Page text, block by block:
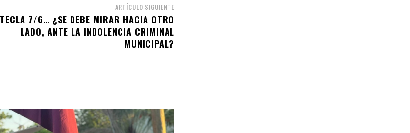
ARTÍCULO SIGUIENTE
TECLA 7/6… ¿SE DEBE MIRAR HACIA OTRO
LADO, ANTE LA INDOLENCIA CRIMINAL
MUNICIPAL?